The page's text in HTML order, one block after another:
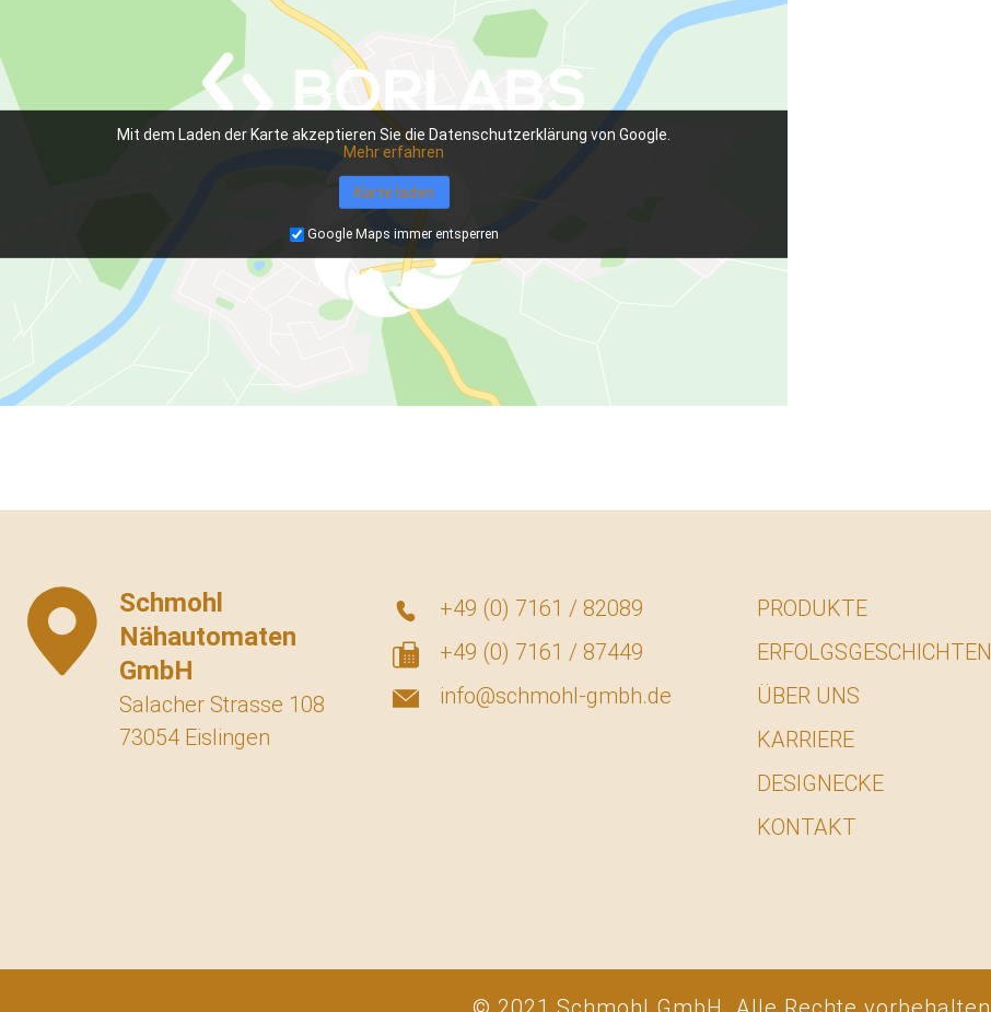
Mit dem Laden der Karte akzeptieren Sie die Datenschutzerklärung von Google.
Mehr erfahren
Karte laden
Google Maps immer entsperren
Schmohl
Nähautomaten
GmbH
Salacher Strasse 108
73054 Eislingen
+49 (0) 7161 / 82089
+49 (0) 7161 / 87449
info@schmohl-gmbh.de
PRODUKTE
ERFOLGSGESCHICHTEN
ÜBER UNS
KARRIERE
DESIGNECKE
KONTAKT